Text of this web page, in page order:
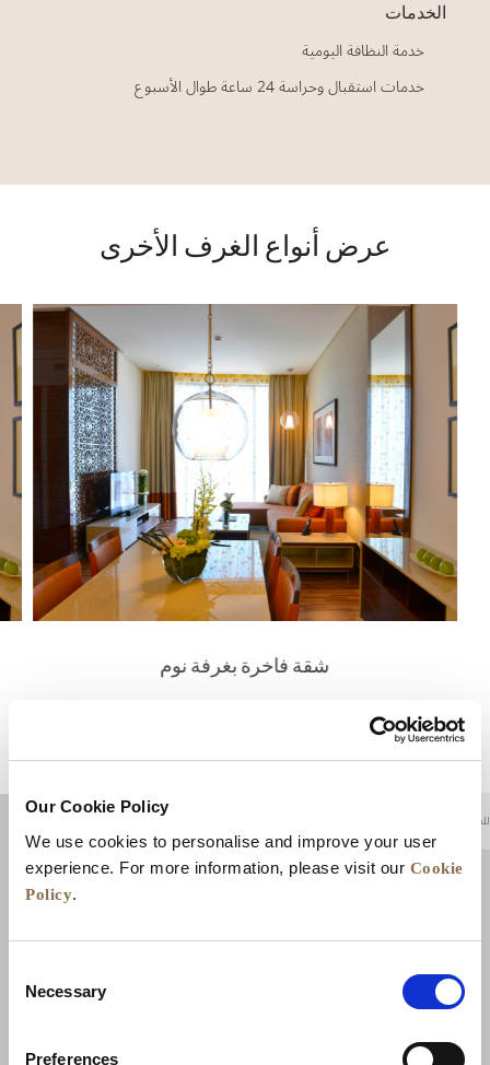
Our Cookie Policy
We use cookies to personalise and improve your user
experience. For more information, please visit our Cookie
Policy.
Selection
Necessary
Preferences
الخدمات
خدمة النظافة اليومية
خدمات استقبال وحراسة 24 ساعة طوال الأسبوع
عرض أنواع الغرف الأخرى
شقة فاخرة بغرفة نوم
للعودة إلى أعلى